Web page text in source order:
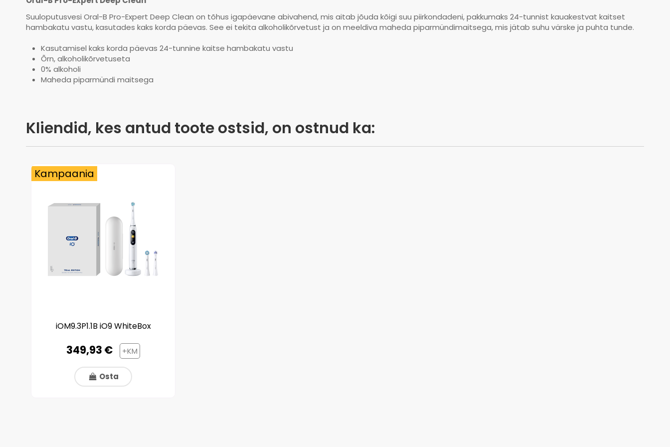
Suuloputusvesi Oral-B Pro-Expert Deep Clean on tõhus igapäevane abivahend, mis aitab jõuda kõigi suu piirkondadeni, pakkumaks 24-tunnist kauakestvat kaitset
hambakatu vastu, kasutades kaks korda päevas. See ei tekita alkoholikõrvetust ja on meeldiva maheda piparmündimaitsega, mis jätab suhu värske ja puhta tunde.
Kasutamisel kaks korda päevas 24-tunnine kaitse hambakatu vastu
Õrn, alkoholikõrvetuseta
0% alkoholi
Maheda piparmündi maitsega
Kliendid, kes antud toote ostsid, on ostnud ka:
Kampaania
iOM9.3P1.1B iO9 WhiteBox
349,93 € +KM
Osta